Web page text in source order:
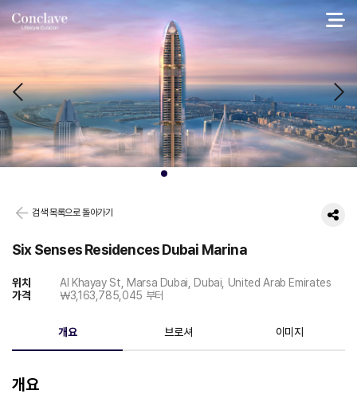
검색 목록으로 돌아가기
Six Senses Residences Dubai Marina
위치
Al Khayay St, Marsa Dubai, Dubai, United Arab Emirates
가격
￦3,163,785,045 부터
개요 브로셔 이미지
개요